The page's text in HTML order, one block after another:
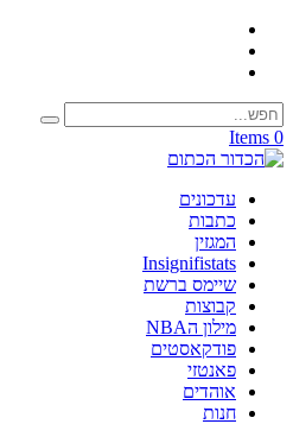
0 Items
עדכונים
כתבות
המגזין
Insignifistats
שיימס ברשת
קבוצות
מילון הNBA
פודקאסטים
פאנטזי
אוהדים
חנות